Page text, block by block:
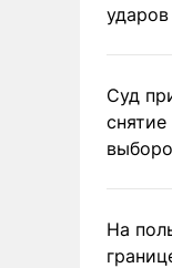
Суд
На